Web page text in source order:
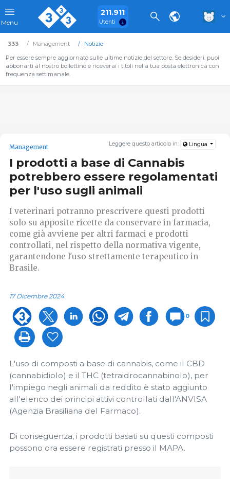
Menu
211.911
Utenti
333 Management
Notizie
Per essere sempre aggiornato sulle ultime notizie del settore. Se desideri, puoi
abbonarti al nostro bollettino e riceverai i titoli nella tua posta elettronica con
frequenza settimanale.
Leggere questo articolo in: Lingua
Management
I prodotti a base di Cannabis
potrebbero essere regolamentati
per l'uso sugli animali
I veterinari potranno prescrivere questi prodotti
solo su apposite ricette da conservare in farmacia,
come già avviene per altri farmaci e prodotti
controllati, nel rispetto della normativa vigente,
garantendone l'uso strettamente terapeutico in
Brasile.
17 Dicembre 2024
0
L'uso di composti a base di cannabis, come il CBD
(cannabidiolo) e il THC (tetraidrocannabinolo), per
l'impiego negli animali da reddito è stato aggiunto
all'elenco dei principi attivi controllati dall'ANVISA
(Agenzia Brasiliana del Farmaco).
Di conseguenza, i prodotti basati su questi composti
possono ora essere registrati presso il MAPA.